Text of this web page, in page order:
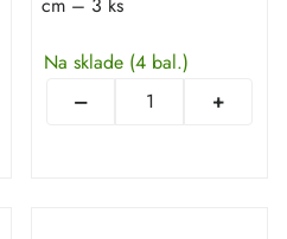
Na sklade (4 bal.)